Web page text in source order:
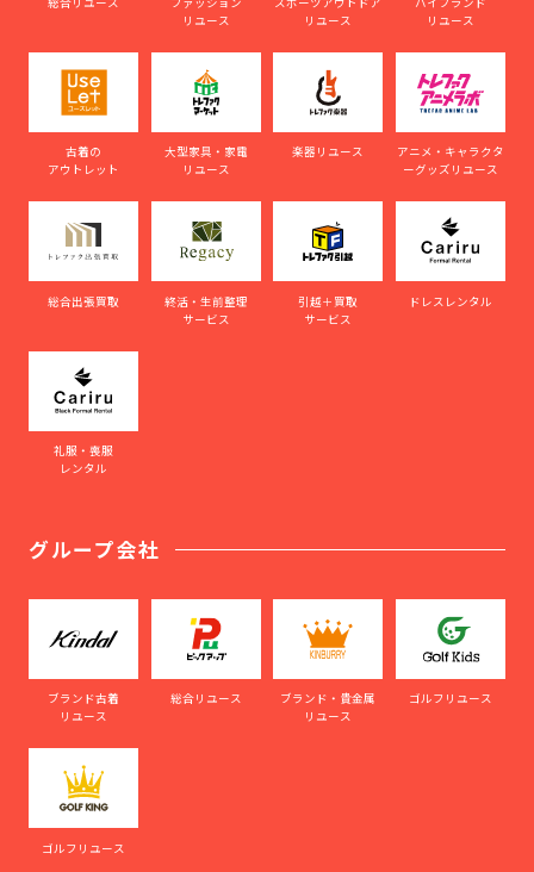
リユース
リユース
リユース
古着の
アウトレット
大型家具・家電
リユース
楽器リユース
アニメ・キャラクタ
ーグッズリユース
総合出張買取
終活・生前整理
サービス
引越＋買取
サービス
ドレスレンタル
礼服・喪服
レンタル
グループ会社
ブランド古着
リユース
総合リユース
ブランド・貴金属
リユース
ゴルフリユース
ゴルフリユース